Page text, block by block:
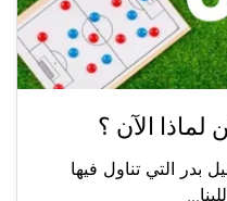
لماذا الآن ؟
بدر التي تناول فيها